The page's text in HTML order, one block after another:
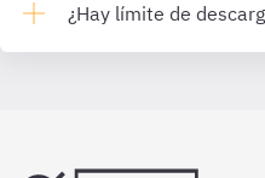
¿Hay límite de